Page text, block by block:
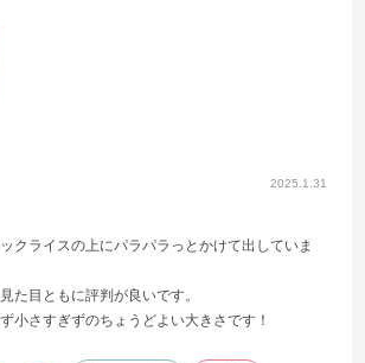
2025.1.31
クライスの上にパラパラっとかけて出していま
た目ともに評判が良いです。
小さすぎずのちょうどよい大きさです！